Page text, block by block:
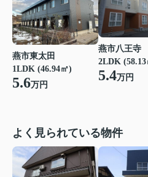
燕市東太田
1LDK (46.94㎡)
5.6万円
燕市八王寺
2LDK (58.13
5.4万円
よく見られている物件